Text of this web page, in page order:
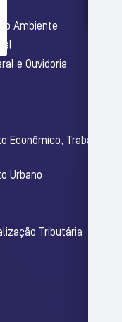
Ambiente
e Ouvidoria
Econômico, Trabalho
Urbano
Tributária